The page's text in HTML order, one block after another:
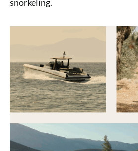
snorkeling.